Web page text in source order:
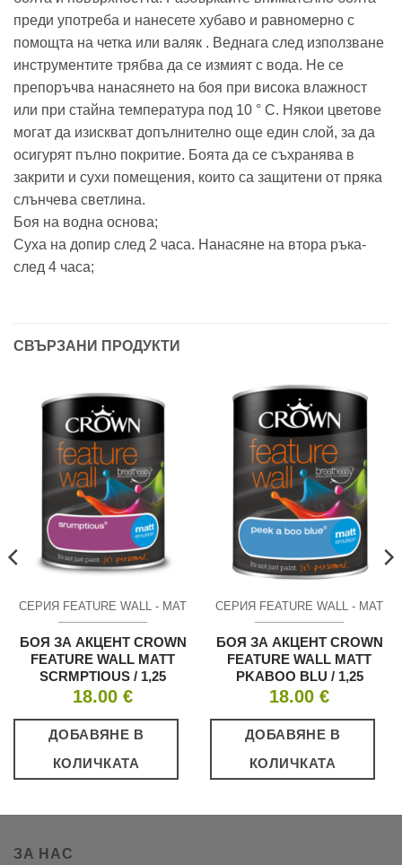
преди употреба и нанесете хубаво и равномерно с
помощта на четка или валяк . Веднага след използване
инструментите трябва да се измият с вода. Не се
препоръчва нанасянето на боя при висока влажност
или при стайна температура под 10 ° C. Някои цветове
могат да изискват допълнително още един слой, за да
осигурят пълно покритие. Боята да се съхранява в
закрити и сухи помещения, които са защитени от пряка
слънчева светлина.
Боя на водна основа;
Суха на допир след 2 часа. Нанасяне на втора ръка-
след 4 часа;
СВЪРЗАНИ ПРОДУКТИ
СЕРИЯ FEATURE WALL - МАТ
БОЯ ЗА АКЦЕНТ CROWN
FEATURE WALL MATT
SCRMPTIOUS / 1,25
18.00 €
ДОБАВЯНЕ В
КОЛИЧКАТА
СЕРИЯ FEATURE WALL - МАТ
БОЯ ЗА АКЦЕНТ CROWN
FEATURE WALL MATT
PKABOO BLU / 1,25
18.00 €
ДОБАВЯНЕ В
КОЛИЧКАТА
ЗА НАС